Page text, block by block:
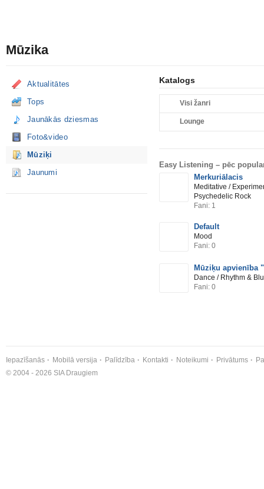
Mūzika
Aktualitātes
Tops
Jaunākās dziesmas
Foto&video
Mūziķi
Jaunumi
Katalogs
Visi žanri
Lounge
Easy Listening – pēc
Merkuriālacis
Meditative /
Psychedelic Rock
Fani: 1
Default
Mood
Fani: 0
Mūziķu apvienība
Dance / Rhythm &
Fani: 0
Iepazīšanās Mobilā versija Palīdzība Kontakti Noteikumi Privātums
© 2004 - 2026 SIA Draugiem